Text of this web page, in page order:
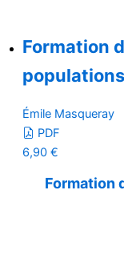
Formation
populations
Émile Masqueray
PDF
6,90 €
Formation